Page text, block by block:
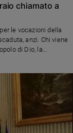
chiamato a
le vocazioni della
anzi. Chi viene
di Dio, la